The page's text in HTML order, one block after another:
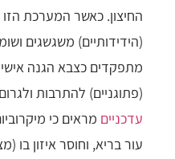
החיצון. כאשר המערכת
(הידידותיים) משגשגים
מתפקדים כצבא הגנה
(פתוגניים) להתרבות
עדכניים מראים כי
עור בריא, וחוסר איזון בו